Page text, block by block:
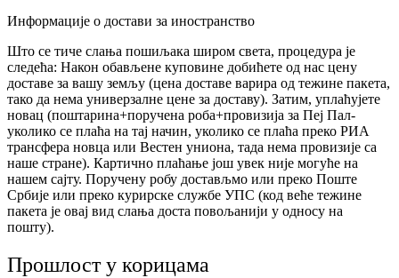
Информације о достави за иностранство
Што се тиче слања пошиљака широм света, процедура је
следећа: Након обављене куповине добићете од нас цену
доставе за вашу земљу (цена доставе варира од тежине пакета,
тако да нема универзалне цене за доставу). Затим, уплаћујете
новац (поштарина+поручена роба+провизија за Пеј Пал-
уколико се плаћа на тај начин, уколико се плаћа преко РИА
трансфера новца или Вестен униона, тада нема провизије са
наше стране). Картично плаћање још увек није могуће на
нашем сајту. Поручену робу достављмо или преко Поште
Србије или преко курирске службе УПС (код веће тежине
пакета је овај вид слања доста повољанији у односу на
пошту).
Прошлост у корицама